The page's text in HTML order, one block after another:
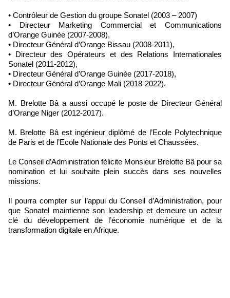
• Contrôleur de Gestion du groupe Sonatel (2003 – 2007)
• Directeur Marketing Commercial et Communications
d’Orange Guinée (2007-2008),
• Directeur Général d’Orange Bissau (2008-2011),
• Directeur des Opérateurs et des Relations Internationales
Sonatel (2011-2012),
• Directeur Général d’Orange Guinée (2017-2018),
• Directeur Général d’Orange Mali (2018-2022).
M. Brelotte Bâ a aussi occupé le poste de Directeur Général
d’Orange Niger (2012-2017).
M. Brelotte Bâ est ingénieur diplômé de l’Ecole Polytechnique
de Paris et de l’Ecole Nationale des Ponts et Chaussées.
Le Conseil d’Administration félicite Monsieur Brelotte Bâ pour sa
nomination et lui souhaite plein succès dans ses nouvelles
missions.
Il pourra compter sur l’appui du Conseil d’Administration, pour
que Sonatel maintienne son leadership et demeure un acteur
clé du développement de l’économie numérique et de la
transformation digitale en Afrique.